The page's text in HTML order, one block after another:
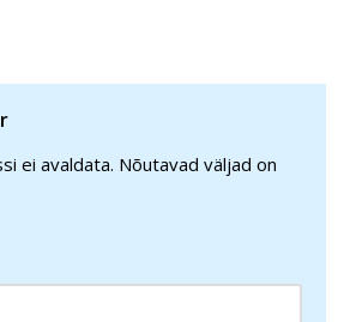
ei avaldata. Nõutavad väljad on